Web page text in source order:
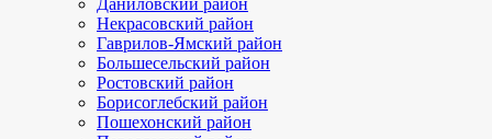
Даниловский район
Некрасовский район
Гаврилов-Ямский район
Большесельский район
Ростовский район
Борисоглебский район
Пошехонский район